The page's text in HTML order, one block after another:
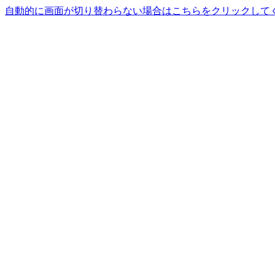
自動的に画面が切り替わらない場合はこちらをクリックして